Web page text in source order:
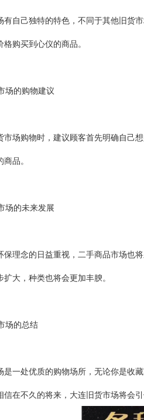
有自己独特的特色，不同于其他旧货
购买到心仪的商品。
场的购物建议
市场购物时，建议顾客首先明确自己
品。
场的未来发展
保理念的日益重视，二手商品市场也
大，种类也将会更加丰腴。
场的总结
是一处优质的购物场所，无论你是收
信在不久的将来，大连旧货市场将会